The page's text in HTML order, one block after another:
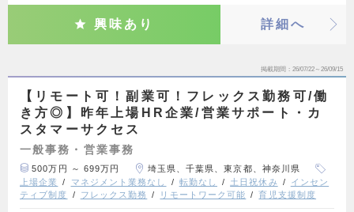
興味あり 詳細へ
掲載期間 26/07/22～26/09/15
【リモート可！副業可！フレックス勤務可/働
き方◎】昨年上場HR企業/営業サポート・カ
スタマーサクセス
一般事務・営業事務
500万円 ～ 699万円
埼玉県、千葉県、東京都、神奈川県
上場企業
マネジメント業務なし 転勤なし 土日祝休み
インセン
ティブ制度
フレックス勤務 リモートワーク可能 育児支援制度